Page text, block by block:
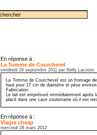
En réponse à :
La Tomme de Courchevel
vendredi 16 septembre 2011 par Nelly Lacoste
La Tomme de Courchevel est un fromage
haut pour 17 cm de diamètre et pèse
Fabrication
Le lait est emprésuré immédiatement
placé dans une cave souterraine où il est
En réponse à :
Viagra cheap
mercredi 28 mars 2012